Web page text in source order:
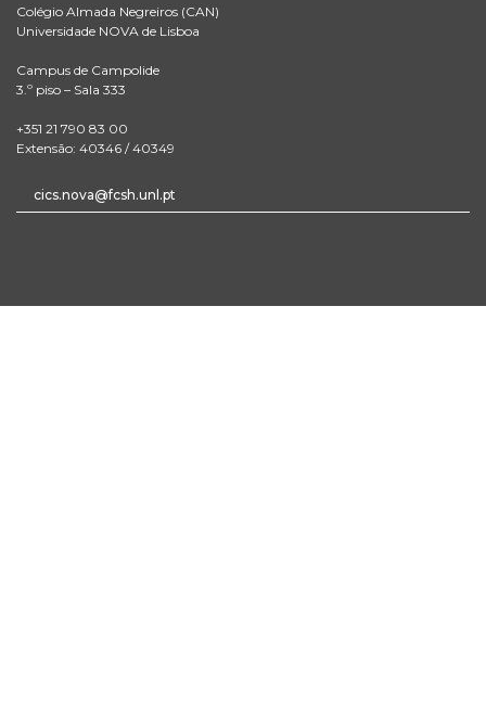
Colégio Almada Negreiros (CAN)
Universidade NOVA de Lisboa
Campus de Campolide
3.º piso – Sala 333
+351 21 790 83 00
Extensão: 40346 / 40349
cics.nova@fcsh.unl.pt